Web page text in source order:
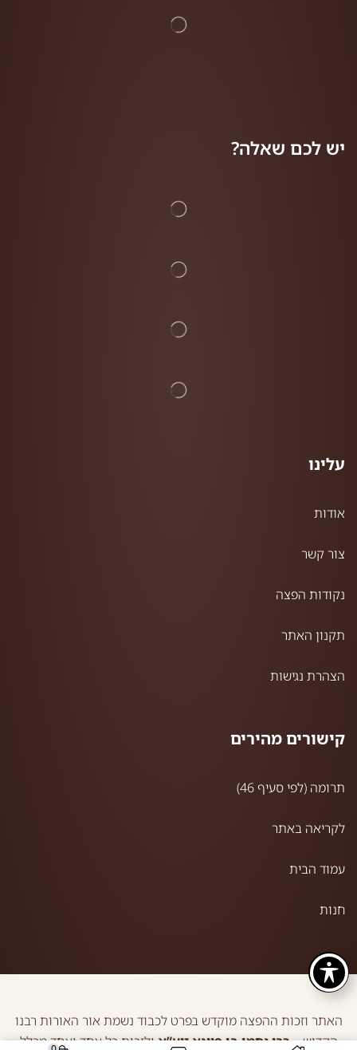
יש לכם שאלה?
עלינו
אודות
צור קשר
נקודות הפצה
תקנון האתר
הצהרת נגישות
קישורים מהירים
תרומה (לפי סעיף 46)
לקריאה באתר
עמוד הבית
חנות
האתר וזכות ההפצה מוקדש בפרט לכבוד נשמת אור האורות רבנו
הקדוש –רבי נחמן בן פייגא זיע”אולזכות כל אחד ואחד מכלל